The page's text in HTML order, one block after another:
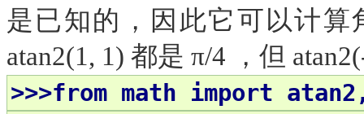
是已知的，因此它可以计算
atan2(1, 1) 都是 π/4 ，但
>>>from math import